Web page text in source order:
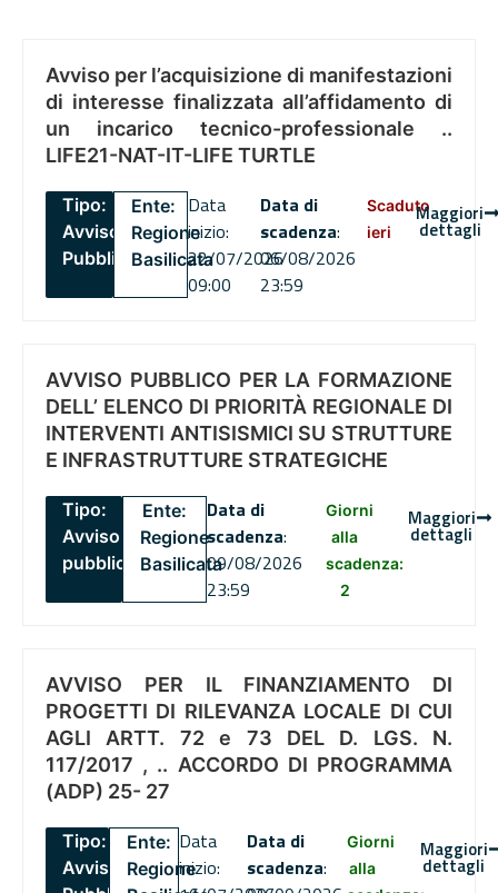
Avviso per l’acquisizione di manifestazioni
di interesse finalizzata all’affidamento di
un incarico tecnico-professionale ..
LIFE21-NAT-IT-LIFE TURTLE
Tipo:
Avviso
Pubblico
Ente:
Regione
Basilicata
Data
inizio:
22/07/2026
09:00
Data di
scadenza:
06/08/2026
23:59
Scaduto
ieri
Maggiori
dettagli
AVVISO PUBBLICO PER LA FORMAZIONE
DELL’ ELENCO DI PRIORITÀ REGIONALE DI
INTERVENTI ANTISISMICI SU STRUTTURE
E INFRASTRUTTURE STRATEGICHE
Tipo:
Avviso
pubblico
Ente:
Regione
Basilicata
Data di
scadenza:
09/08/2026
23:59
Giorni
alla
scadenza:
2
Maggiori
dettagli
AVVISO PER IL FINANZIAMENTO DI
PROGETTI DI RILEVANZA LOCALE DI CUI
AGLI ARTT. 72 e 73 DEL D. LGS. N.
117/2017 , .. ACCORDO DI PROGRAMMA
(ADP) 25- 27
Tipo:
Avviso
Ente:
Regione
Data
inizio:
Data di
scadenza:
Giorni
alla
Maggiori
dettagli